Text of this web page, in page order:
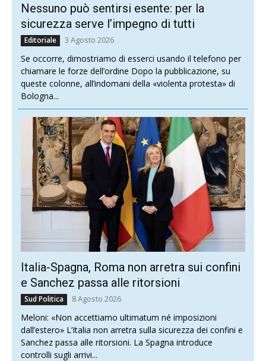
Nessuno può sentirsi esente: per la
sicurezza serve l’impegno di tutti
Editoriale 3 Agosto 2026
Se occorre, dimostriamo di esserci usando il telefono per
chiamare le forze dell’ordine Dopo la pubblicazione, su
queste colonne, all’indomani della «violenta protesta» di
Bologna...
Italia-Spagna, Roma non arretra sui confini
e Sanchez passa alle ritorsioni
Sud Politica 8 Agosto 2026
Meloni: «Non accettiamo ultimatum né imposizioni
dall’estero» L’Italia non arretra sulla sicurezza dei confini e
Sanchez passa alle ritorsioni. La Spagna introduce
controlli sugli arrivi...